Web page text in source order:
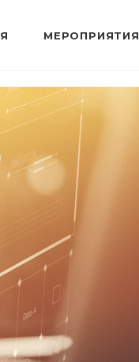
МЕРОПРИЯТИЯ